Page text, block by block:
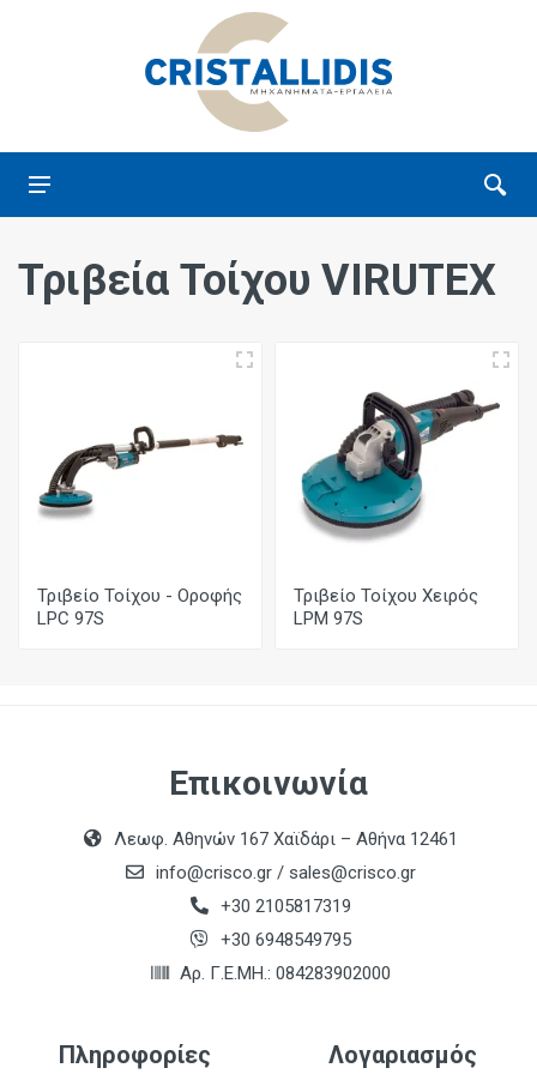
Τριβεία Τοίχου VIRUTEX
Τριβείο Τοίχου - Οροφής
LPC 97S
Τριβείο Τοίχου Χειρός
LPM 97S
Επικοινωνία
Λεωφ. Αθηνών 167 Χαϊδάρι – Αθήνα 12461
info@crisco.gr / sales@crisco.gr
+30 2105817319
+30 6948549795
Αρ. Γ.Ε.ΜΗ.: 084283902000
Πληροφορίες Λογαριασμός